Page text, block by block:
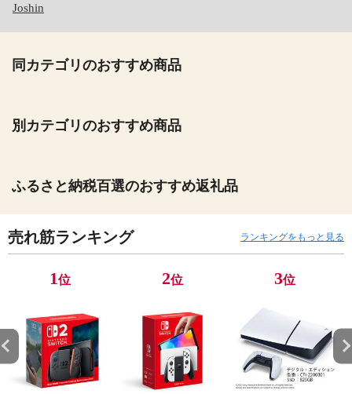
Joshin
同カテゴリのおすすめ商品
別カテゴリのおすすめ商品
ふるさと納税百選のおすすめ返礼品
売れ筋ランキング ランキングをもっと見る
1位 2位 3位